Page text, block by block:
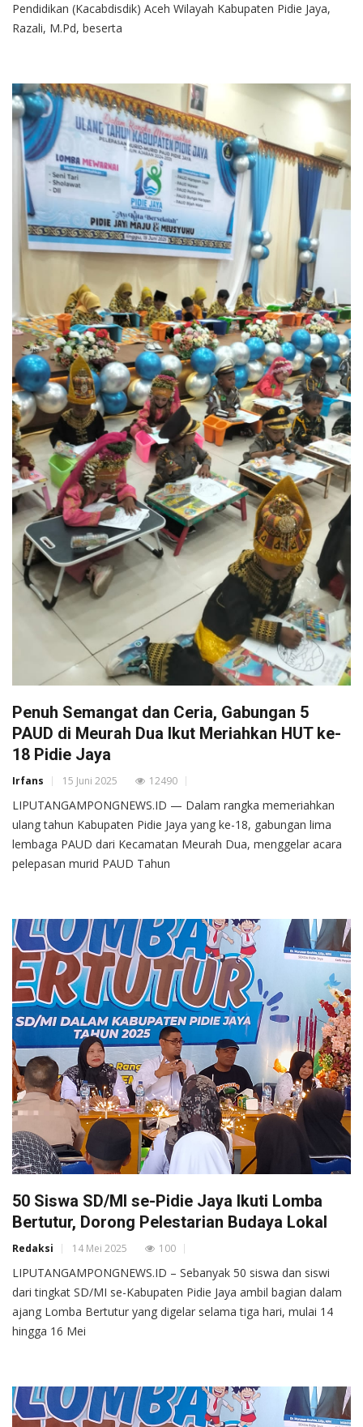
Pendidikan (Kacabdisdik) Aceh Wilayah Kabupaten Pidie Jaya,
Razali, M.Pd, beserta
Penuh Semangat dan Ceria, Gabungan 5
PAUD di Meurah Dua Ikut Meriahkan HUT ke-
18 Pidie Jaya
Irfans 15 Juni 2025 12490
LIPUTANGAMPONGNEWS.ID — Dalam rangka memeriahkan
ulang tahun Kabupaten Pidie Jaya yang ke-18, gabungan lima
lembaga PAUD dari Kecamatan Meurah Dua, menggelar acara
pelepasan murid PAUD Tahun
50 Siswa SD/MI se-Pidie Jaya Ikuti Lomba
Bertutur, Dorong Pelestarian Budaya Lokal
Redaksi 14 Mei 2025 100
LIPUTANGAMPONGNEWS.ID – Sebanyak 50 siswa dan siswi
dari tingkat SD/MI se-Kabupaten Pidie Jaya ambil bagian dalam
ajang Lomba Bertutur yang digelar selama tiga hari, mulai 14
hingga 16 Mei